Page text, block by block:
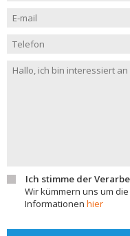
Ich stimme der
Wir kümmern uns um
Informationen hier